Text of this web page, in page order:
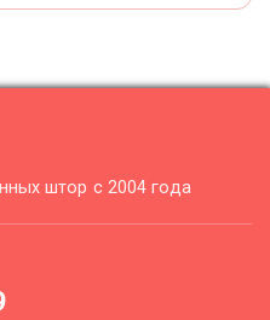
штор с 2004 года